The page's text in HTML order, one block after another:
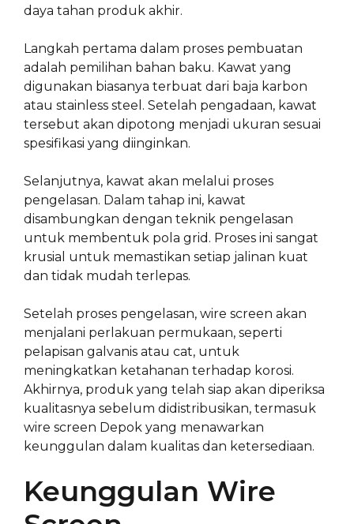
daya tahan produk akhir.
Langkah pertama dalam proses pembuatan
adalah pemilihan bahan baku. Kawat yang
digunakan biasanya terbuat dari baja karbon
atau stainless steel. Setelah pengadaan, kawat
tersebut akan dipotong menjadi ukuran sesuai
spesifikasi yang diinginkan.
Selanjutnya, kawat akan melalui proses
pengelasan. Dalam tahap ini, kawat
disambungkan dengan teknik pengelasan
untuk membentuk pola grid. Proses ini sangat
krusial untuk memastikan setiap jalinan kuat
dan tidak mudah terlepas.
Setelah proses pengelasan, wire screen akan
menjalani perlakuan permukaan, seperti
pelapisan galvanis atau cat, untuk
meningkatkan ketahanan terhadap korosi.
Akhirnya, produk yang telah siap akan diperiksa
kualitasnya sebelum didistribusikan, termasuk
wire screen Depok yang menawarkan
keunggulan dalam kualitas dan ketersediaan.
Keunggulan Wire